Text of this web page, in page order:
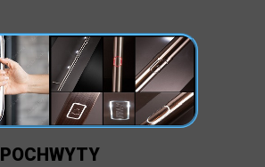
POCHWYTY